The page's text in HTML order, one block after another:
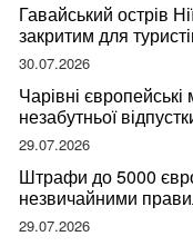
Гавайський острів
закритим для
відвідувачів
30.07.2026
Чарівні
незабутньої
29.07.2026
Штрафи до 5000
незвичайними
правдою
29.07.2026